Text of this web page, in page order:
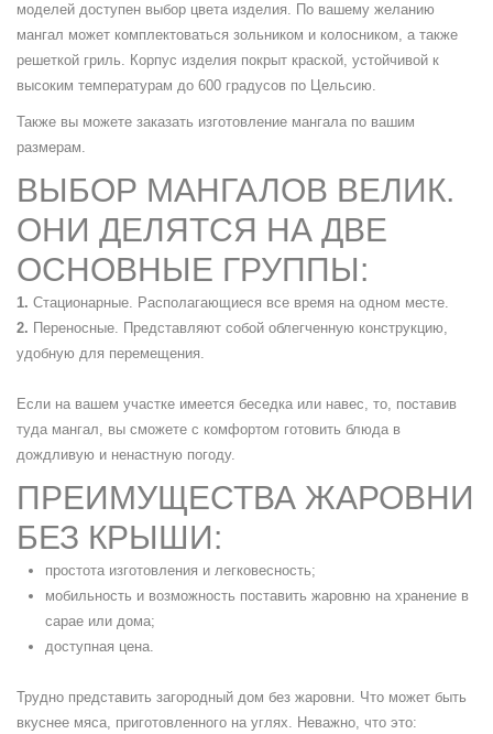
моделей доступен выбор цвета изделия. По вашему желанию
мангал может комплектоваться зольником и колосником, а также
решеткой гриль. Корпус изделия покрыт краской, устойчивой к
высоким температурам до 600 градусов по Цельсию.
Также вы можете заказать изготовление мангала по вашим
размерам.
ВЫБОР МАНГАЛОВ ВЕЛИК.
ОНИ ДЕЛЯТСЯ НА ДВЕ
ОСНОВНЫЕ ГРУППЫ:
Стационарные. Располагающиеся все время на одном месте.
Переносные. Представляют собой облегченную конструкцию,
удобную для перемещения.
Если на вашем участке имеется беседка или навес, то, поставив
туда мангал, вы сможете с комфортом готовить блюда в
дождливую и ненастную погоду.
ПРЕИМУЩЕСТВА ЖАРОВНИ
БЕЗ КРЫШИ:
простота изготовления и легковесность;
мобильность и возможность поставить жаровню на хранение в
сарае или дома;
доступная цена.
Трудно представить загородный дом без жаровни. Что может быть
вкуснее мяса, приготовленного на углях. Неважно, что это: